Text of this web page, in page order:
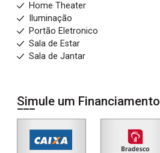
Home Theater
Iluminação
Portão Eletronico
Sala de Estar
Sala de Jantar
Simule um Financiamento